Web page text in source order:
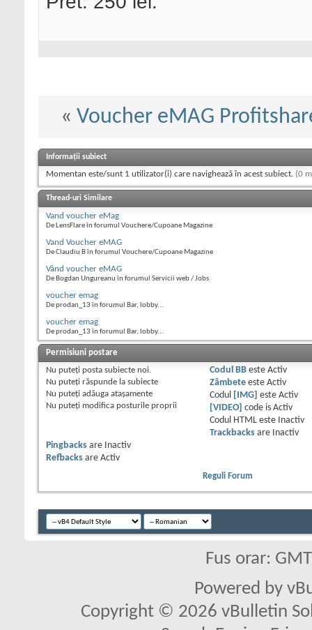
« Voucher eMAG
Informații subiect
Momentan este/sunt 1 utilizator(i) care navighează în acest subiect. (0
Thread-uri Similare
Vand voucher eMag
De LensFlare în forumul Vouchere/Cupoane Magazine
Vand Voucher eMAG
De Claudiu B în forumul Vouchere/Cupoane Magazine
Vând voucher eMAG
De Bogdan Ungureanu în forumul Servicii web / Jobs
voucher emag
De prodan_13 în forumul Bar, lobby...
voucher emag
De prodan_13 în forumul Bar, lobby...
Permisiuni postare
Nu puteţi posta subiecte noi.
Nu puteţi răspunde la subiecte
Nu puteţi adăuga ataşamente
Nu puteţi modifica posturile proprii
Codul BBeste Activ
Zâmbeteeste Activ
Codul
[IMG] este Activ
[VIDEO]
code is Activ
Codul HTML este
Inactiv
Trackbacksare
Inactiv
Pingbacks are
Inactiv
Refbacks are Activ
Reguli Forum
Fus orar:
Powered by
Copyright © 2026 vBulletin